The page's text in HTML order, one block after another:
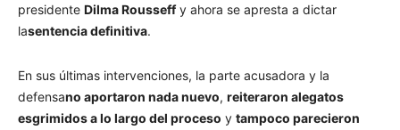
presidente Dilma Rousseffy ahora se apresta a dictar
lasentencia definitiva.
En sus últimas intervenciones, la parte acusadora y la
defensano aportaron nada nuevo, reiteraron alegatos
esgrimidos a lo largo del proceso y tampoco parecieron